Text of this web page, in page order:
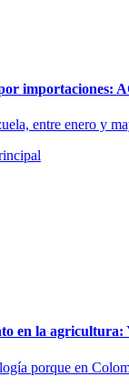
importaciones:
entre enero y
en la
porque en